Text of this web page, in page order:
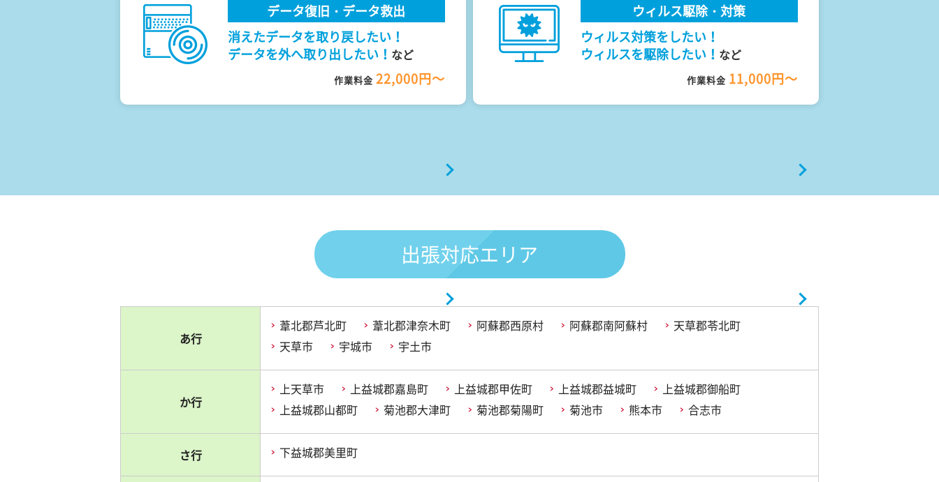
データ復旧・データ救出
消えたデータを取り戻したい！
データを外へ取り出したい！ など
作業料金 22,000円～
ウィルス駆除・対策
ウィルス対策をしたい！
ウィルスを駆除したい！ など
作業料金 11,000円～
出張対応エリア
あ行
葦北郡芦北町 葦北郡津奈木町 阿蘇郡西原村 阿蘇郡南阿蘇村
天草郡苓北町
天草市
宇城市 宇土市
か行
上天草市 上益城郡嘉島町 上益城郡甲佐町 上益城郡益城町
上益城郡御船町
上益城郡山都町
菊池郡大津町 菊池郡菊陽町 菊池市 熊本市 合志市
さ行 下益城郡美里町